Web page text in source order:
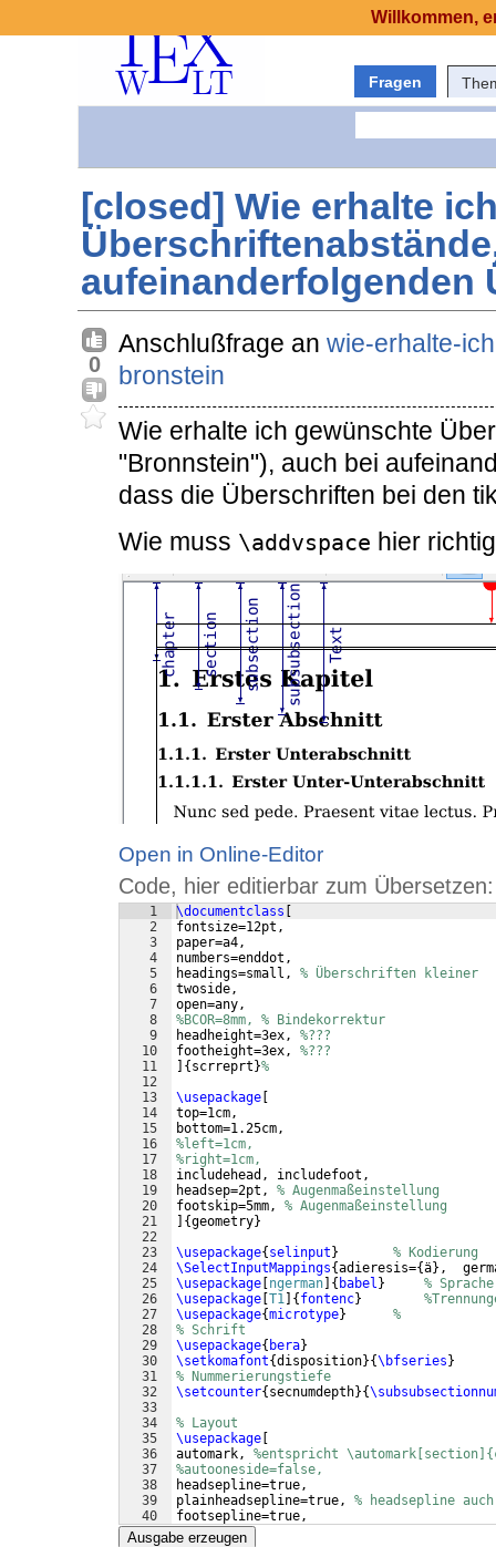
Fragen
[closed] Wie erhalte
aufeinanderfolgenden
0
Anschlußfrage an wie-erhalte-
bronstein
Wie erhalte ich gewünschte
"Bronnstein"), auch bei
dass die Überschriften bei den
Wie muss \addvspace hier
Open in Online-Editor
Code, hier editierbar zum Übersetzen:
1
2
3
4
5
6
7
8
9
10
11
12
13
14
15
16
17
18
19
20
21
22
23
24
25
26
27
28
29
30
31
32
33
34
35
36
37
38
39
40
41
\documentclass [
fontsize=12pt,
paper=a4,
numbers=enddot,
headings=small, % Überschriften kleiner
twoside,
open=any,
%BCOR=8mm, % Bindekorrektur
headheight=3ex, %???
footheight=3ex, %???
] {scrreprt}%
\usepackage [
top=1cm,
bottom=1.25cm,
%left=1cm,
%right=1cm,
includehead, includefoot,
headsep=2pt, % Augenmaßeinstellung
footskip=5mm, % Augenmaßeinstellung
] {geometry}
\usepackage{selinput}
% Kodierung
\SelectInputMappings{adieresis={ä} ,
\usepackage [ngerman] { babel }
% Sprache
\usepackage [T1 ] {fontenc}
\usepackage{microtype}
%
% Schrift
\usepackage{ bera}
\setkomafont{disposition}{\bfseries}
% Nummerierungstiefe
\setcounter{secnumdepth}{
% Layout
\usepackage [
automark, %entspricht
%autooneside=false,
headsepline=true,
plainheadsepline=true, % headsepline
footsepline=true,
plainfootsepline=true,
Ausgabe erzeugen
Willkommen,